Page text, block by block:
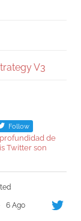
V3
Follow
de
Twitter son
6 Ago